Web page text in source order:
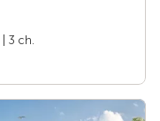
| 3 ch.